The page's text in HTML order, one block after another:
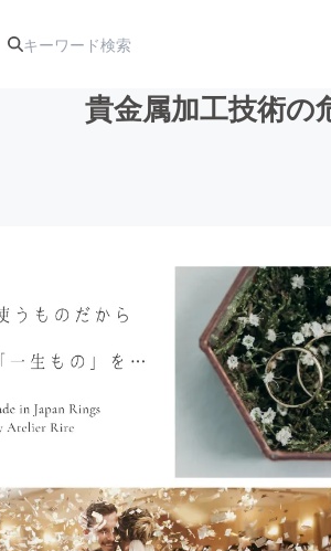
テクノロジー・ガジェット
まちづくり・地域活性化
貴金属加工技術